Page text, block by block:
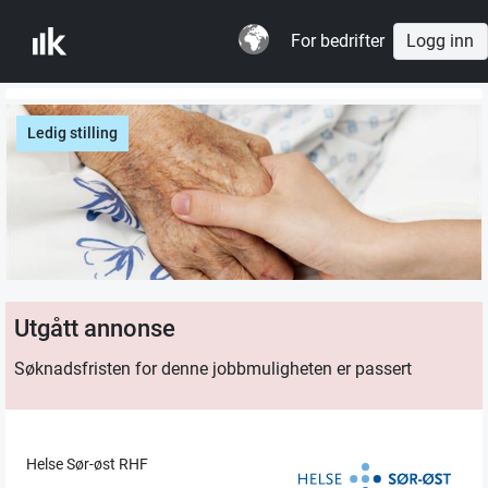
For bedrifter Logg inn
Ledig stilling
Utgått annonse
Søknadsfristen for denne jobbmuligheten er passert
Helse Sør-øst RHF